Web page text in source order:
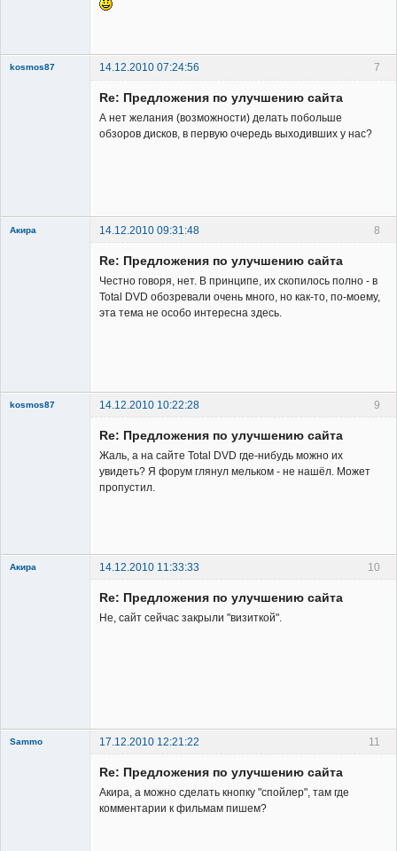
7
kosmos87 14.12.2010 07:24:56
Re: Предложения по улучшению сайта
А нет желания (возможности) делать побольше
обзоров дисков, в первую очередь выходивших у нас?
8
Акира 14.12.2010 09:31:48
Re: Предложения по улучшению сайта
Честно говоря, нет. В принципе, их скопилось полно - в
Total DVD обозревали очень много, но как-то, по-моему,
эта тема не особо интересна здесь.
9
kosmos87 14.12.2010 10:22:28
Re: Предложения по улучшению сайта
Жаль, а на сайте Total DVD где-нибудь можно их
увидеть? Я форум глянул мельком - не нашёл. Может
пропустил.
10
Акира 14.12.2010 11:33:33
Re: Предложения по улучшению сайта
Не, сайт сейчас закрыли "визиткой".
11
Sammo
17.12.2010 12:21:22
Re: Предложения по улучшению сайта
Акира, а можно сделать кнопку "спойлер", там где
комментарии к фильмам пишем?